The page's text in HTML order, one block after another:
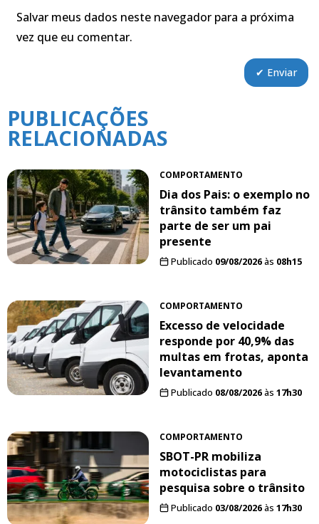
Salvar meus dados neste navegador para a próxima
vez que eu comentar.
PUBLICAÇÕES
RELACIONADAS
COMPORTAMENTO
Dia dos Pais: o exemplo no
trânsito também faz
parte de ser um pai
presente
Publicado 09/08/2026às 08h15
COMPORTAMENTO
Excesso de velocidade
responde por 40,9% das
multas em frotas, aponta
levantamento
Publicado 08/08/2026às 17h30
COMPORTAMENTO
SBOT-PR mobiliza
motociclistas para
pesquisa sobre o trânsito
Publicado 03/08/2026às 17h30